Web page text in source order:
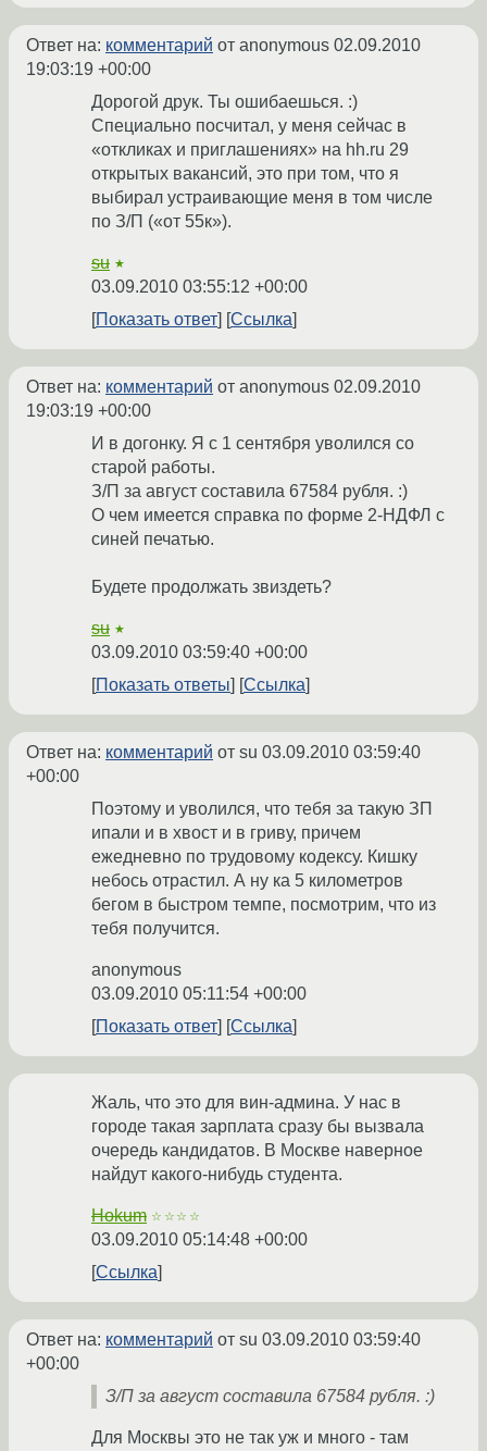
Ответ на: комментарий от anonymous 02.09.2010
19:03:19 +00:00
Дорогой друк. Ты ошибаешься. :)
Специально посчитал, у меня сейчас в
«откликах и приглашениях» на hh.ru 29
открытых вакансий, это при том, что я
выбирал устраивающие меня в том числе
по З/П («от 55к»).
su ★
03.09.2010 03:55:12 +00:00
Показать ответ
Ссылка
Ответ на: комментарий от anonymous 02.09.2010
19:03:19 +00:00
И в догонку. Я с 1 сентября уволился со
старой работы.
З/П за август составила 67584 рубля. :)
О чем имеется справка по форме 2-НДФЛ с
синей печатью.
Будете продолжать звиздеть?
su ★
03.09.2010 03:59:40 +00:00
Показать ответы
Ссылка
Ответ на: комментарий от su 03.09.2010 03:59:40
+00:00
Поэтому и уволился, что тебя за такую ЗП
ипали и в хвост и в гриву, причем
ежедневно по трудовому кодексу. Кишку
небось отрастил. А ну ка 5 километров
бегом в быстром темпе, посмотрим, что из
тебя получится.
anonymous
03.09.2010 05:11:54 +00:00
Показать ответ
Ссылка
Жаль, что это для вин-админа. У нас в
городе такая зарплата сразу бы вызвала
очередь кандидатов. В Москве наверное
найдут какого-нибудь студента.
Hokum ☆☆☆☆
03.09.2010 05:14:48 +00:00
Ссылка
Ответ на: комментарий от su 03.09.2010 03:59:40
+00:00
З/П за август составила 67584 рубля. :)
Для Москвы это не так уж и много - там